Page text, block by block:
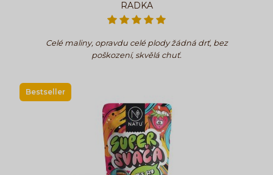
RADKA
Celé maliny, opravdu celé plody žádná drť, bez
poškození, skvělá chuť.
Bestseller